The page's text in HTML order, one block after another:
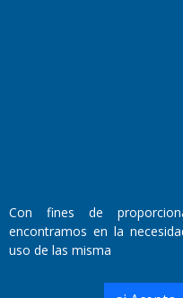
Director Periodístico:
Walter René Goñi
Domicilio Legal: José Ingenieros
Con fines de
encontramos en la
uso de las misma